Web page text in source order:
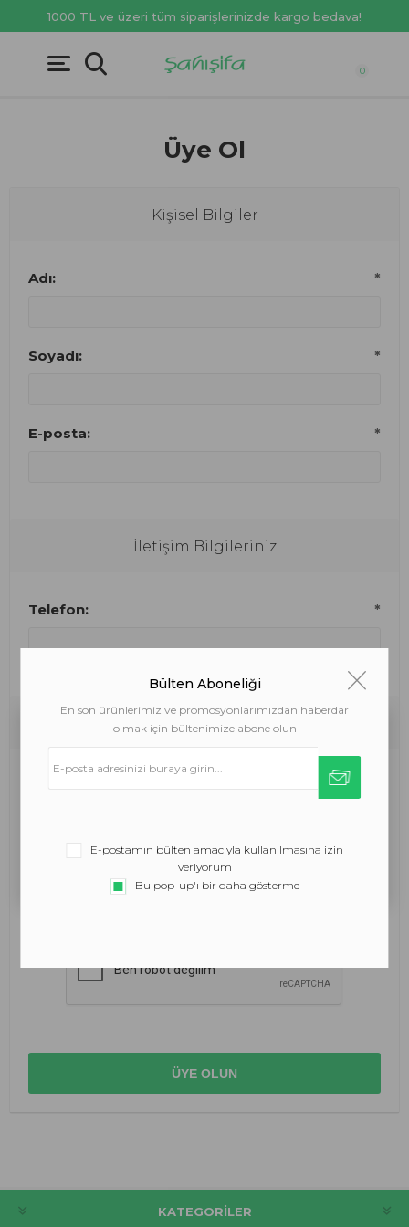
1000 TL ve üzeri tüm siparişlerinizde kargo bedava!
0
Üye Ol
Kişisel Bilgiler
Adı: *
Soyadı: *
E-posta: *
İletişim Bilgileriniz
Telefon: *
Şifre
Şifre:
KATEGORILER
Çerezler hizmetlerimizi sunmamıza yardımcı
olur. Hizmetlerimizi kullanarak çerez
kullanımımızı kabul etmiş olursunuz.
DAHA FAZLA BILGI EDIN
Bülten Aboneliği
En son ürünlerimiz ve promosyonlarımızdan haberdar
olmak için bültenimize abone olun
E-postamın bülten amacıyla kullanılmasına izin
veriyorum
Bu pop-up'ı bir daha gösterme